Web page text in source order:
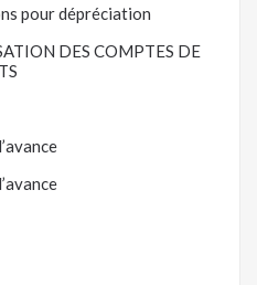
pour dépréciation
DES COMPTES DE